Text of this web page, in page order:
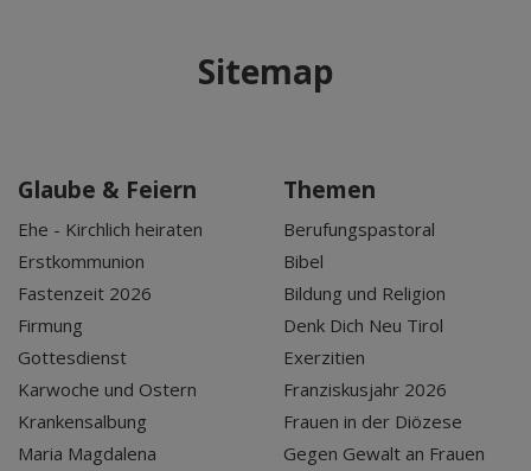
Sitemap
Glaube & Feiern
Ehe - Kirchlich heiraten
Erstkommunion
Fastenzeit 2026
Firmung
Gottesdienst
Karwoche und Ostern
Krankensalbung
Maria Magdalena
Themen
Berufungspastoral
Bibel
Bildung und Religion
Denk Dich Neu Tirol
Exerzitien
Franziskusjahr 2026
Frauen in der Diözese
Gegen Gewalt an Frauen